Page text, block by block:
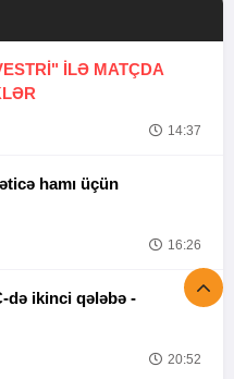
İLƏ MATÇDA
14:37
hamı üçün
16:26
Tofiq Musayevdən UFC-də ikinci qələbə -
20:52